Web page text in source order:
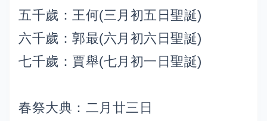
五千歲：王何(三月初五日聖誕)
六千歲：郭最(六月初六日聖誕)
七千歲：賈舉(七月初一日聖誕)
春祭大典：二月廿三日